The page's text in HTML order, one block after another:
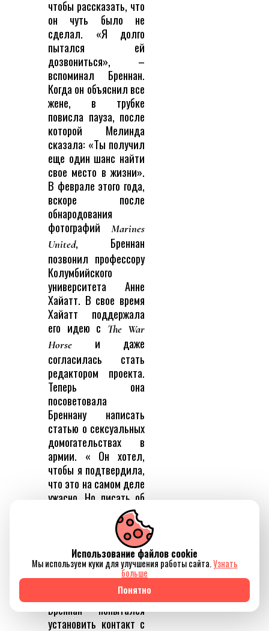
чтобы рассказать, что
он чуть было не
сделал. «Я долго
пытался ей
дозвониться», –
вспоминал Бреннан.
Когда он объяснил все
жене, в трубке
повисла пауза, после
которой Мелинда
сказала: «Ты получил
еще один шанс найти
свое место в жизни».
В феврале этого года,
вскоре после
обнародования
фотографий
Marines
United, Бреннан
позвонил профессору
Колумбийского
университета Анне
Хайатт. В свое время
Хайатт поддержала
его идею с The War
Horse
и даже
согласилась стать
редактором проекта.
Теперь она
посоветовала
Бреннану написать
статью о сексуальных
домогательствах в
армии. « Он хотел,
чтобы я подтвердила,
что это на самом деле
ужасно. Но писать об
этом он не собирался.
Ему казалось, что он
предает своих
товарищей», –
вспоминает Хайатт.
Анна Хайатт
Бреннан попытался
установить контакт с
Использование файлов cookie
Мы используем куки для улучшения работы сайта.Узнать
больше
Понятно